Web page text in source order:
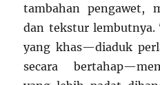
tambahan pengawet,
dan tekstur lembutnya.
yang khas—diaduk
secara